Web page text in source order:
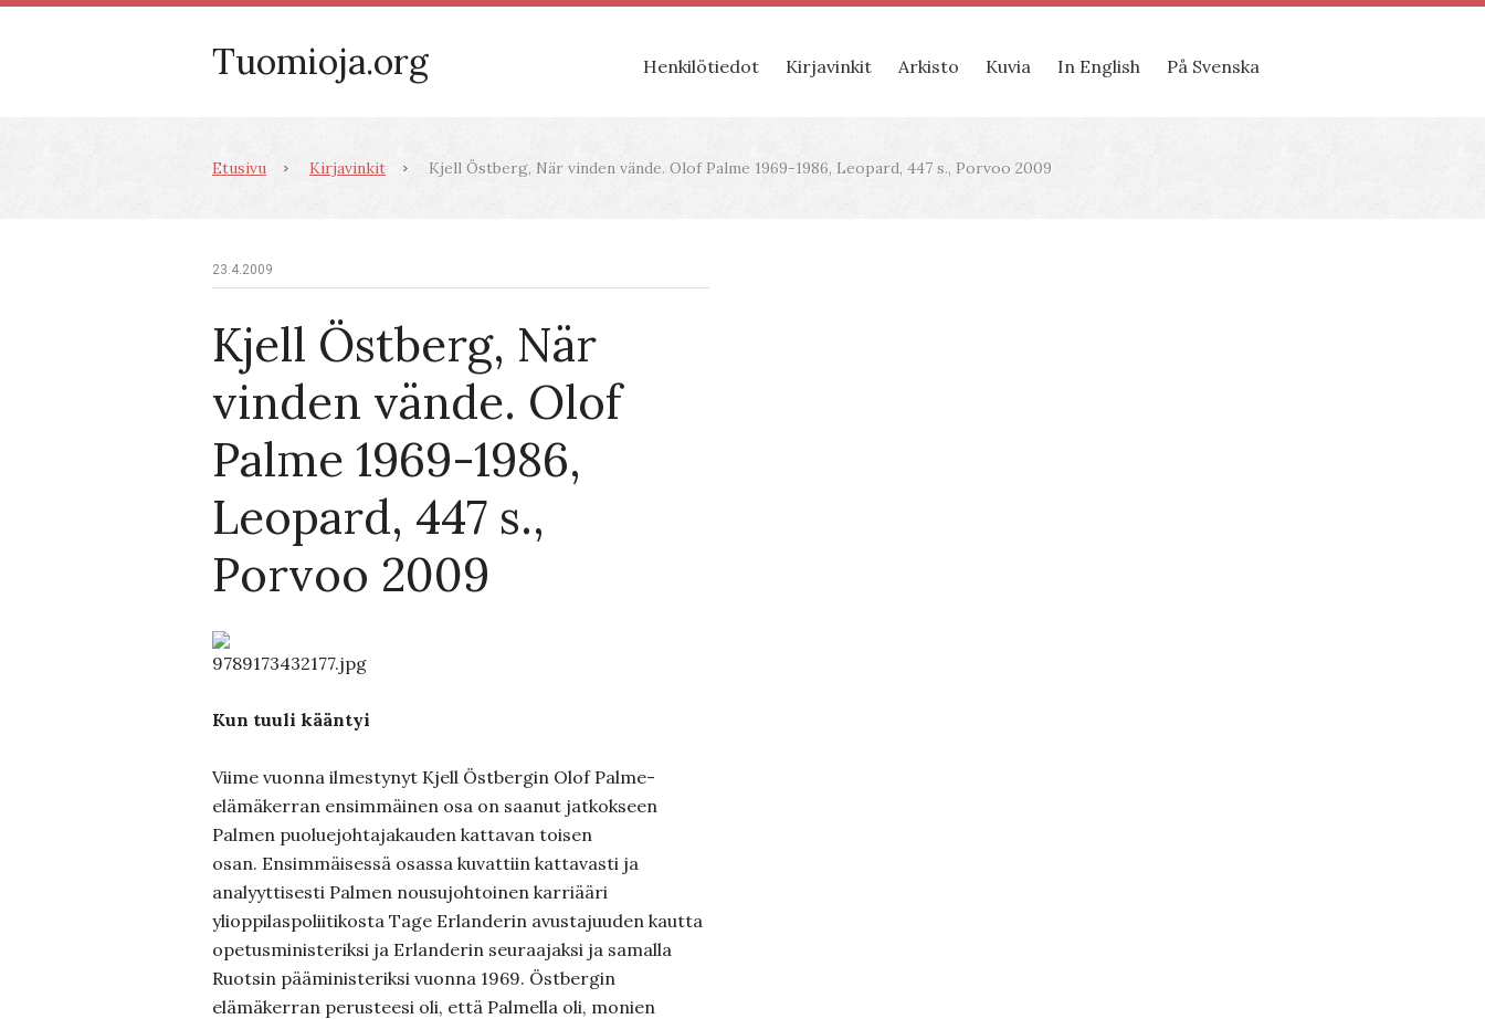
Tuomioja.org Henkilötiedot Kirjavinkit Arkisto Kuvia In English På Svenska
Etusivu Kirjavinkit Kjell Östberg, När vinden vände. Olof Palme 1969-1986, Leopard, 447 s., Porvoo 2009
23.4.2009
Kjell Östberg, När
vinden vände. Olof
Palme 1969-1986,
Leopard, 447 s.,
Porvoo 2009
Kun tuuli kääntyi
Viime vuonna ilmestynyt Kjell Östbergin Olof Palme-
elämäkerran ensimmäinen osa on saanut jatkokseen
Palmen puoluejohtajakauden kattavan toisen
osan. Ensimmäisessä osassa kuvattiin kattavasti ja
analyyttisesti Palmen nousujohtoinen karriääri
ylioppilaspoliitikosta Tage Erlanderin avustajuuden kautta
opetusministeriksi ja Erlanderin seuraajaksi ja samalla
Ruotsin pääministeriksi vuonna 1969. Östbergin
elämäkerran perusteesi oli, että Palmella oli, monien